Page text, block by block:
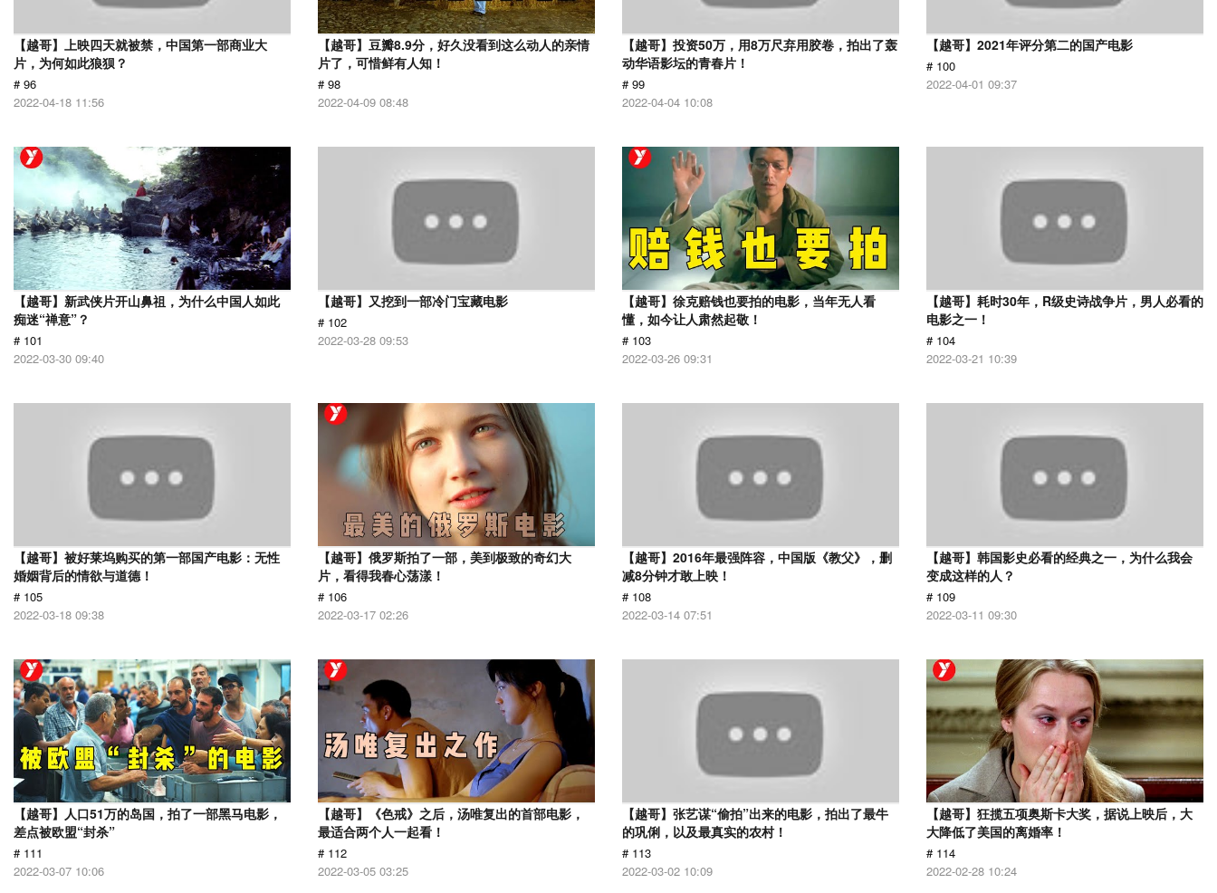
【越哥】上映四天就被禁，中国第一部商业大
片，为何如此狼狈？
# 96
2022-04-18 11:56
【越哥】豆瓣8.9分，好久没看到这么动人的亲情
片了，可惜鲜有人知！
# 98
2022-04-09 08:48
【越哥】投资50万，用8万尺弃用胶卷，拍出了轰
动华语影坛的青春片！
# 99
2022-04-04 10:08
【越哥】2021年评分第二的国产电影
# 100
2022-04-01 09:37
【越哥】新武侠片开山鼻祖，为什么中国人如此
痴迷“禅意”？
# 101
2022-03-30 09:40
【越哥】又挖到一部冷门宝藏电影
# 102
2022-03-28 09:53
【越哥】徐克赔钱也要拍的电影，当年无人看
懂，如今让人肃然起敬！
# 103
2022-03-26 09:31
【越哥】耗时30年，R级史诗战争片，男人必看的
电影之一！
# 104
2022-03-21 10:39
【越哥】被好莱坞购买的第一部国产电影：无性
婚姻背后的情欲与道德！
# 105
2022-03-18 09:38
【越哥】俄罗斯拍了一部，美到极致的奇幻大
片，看得我春心荡漾！
# 106
2022-03-17 02:26
【越哥】2016年最强阵容，中国版《教父》，删
减8分钟才敢上映！
# 108
2022-03-14 07:51
【越哥】韩国影史必看的经典之一，为什么我会
变成这样的人？
# 109
2022-03-11 09:30
【越哥】人口51万的岛国，拍了一部黑马电影，
差点被欧盟“封杀”
# 111
2022-03-07 10:06
【越哥】《色戒》之后，汤唯复出的首部电影，
最适合两个人一起看！
# 112
2022-03-05 03:25
【越哥】张艺谋“偷拍”出来的电影，拍出了最牛
的巩俐，以及最真实的农村！
# 113
2022-03-02 10:09
【越哥】狂揽五项奥斯卡大奖，据说上映后，大
大降低了美国的离婚率！
# 114
2022-02-28 10:24